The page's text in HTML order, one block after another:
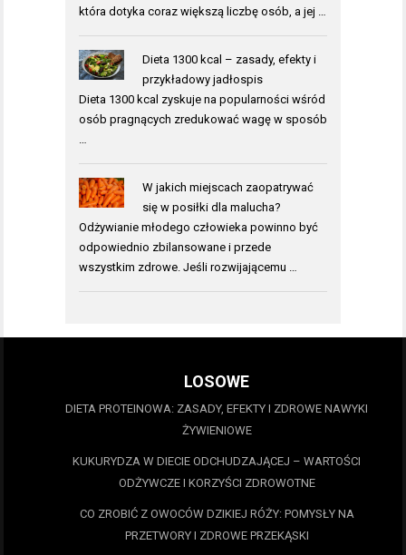
która dotyka coraz większą liczbę osób, a jej …
Dieta 1300 kcal – zasady, efekty i
przykładowy jadłospis
Dieta 1300 kcal zyskuje na popularności wśród
osób pragnących zredukować wagę w sposób
…
W jakich miejscach zaopatrywać
się w posiłki dla malucha?
Odżywianie młodego człowieka powinno być
odpowiednio zbilansowane i przede
wszystkim zdrowe. Jeśli rozwijającemu …
LOSOWE
DIETA PROTEINOWA: ZASADY, EFEKTY I ZDROWE NAWYKI
ŻYWIENIOWE
KUKURYDZA W DIECIE ODCHUDZAJĄCEJ – WARTOŚCI
ODŻYWCZE I KORZYŚCI ZDROWOTNE
CO ZROBIĆ Z OWOCÓW DZIKIEJ RÓŻY: POMYSŁY NA
PRZETWORY I ZDROWE PRZEKĄSKI